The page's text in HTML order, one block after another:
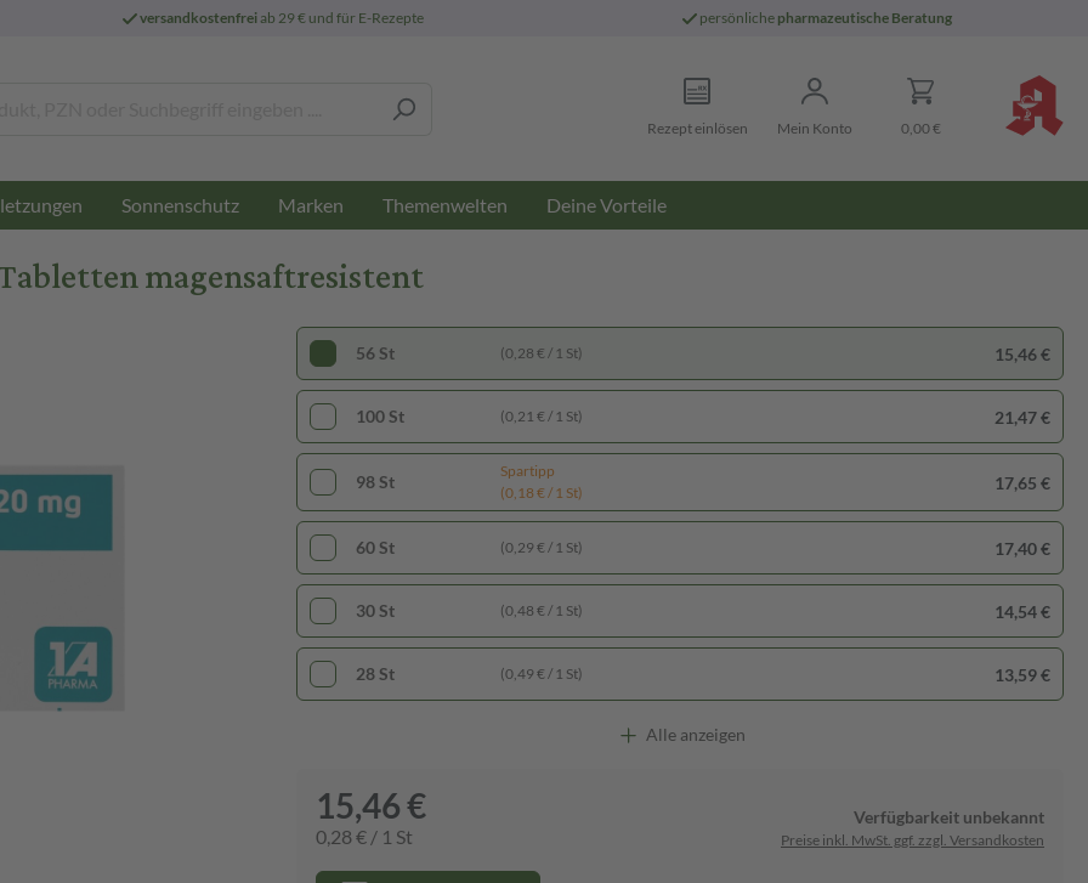
versandkostenfreiab 29 € und für E-Rezepte persönliche pharmazeutische Beratung
Rezept einlösen Mein Konto 0,00 €
Sonnenschutz Marken Themenwelten Deine Vorteile
magensaftresistent
100 St (0,21 € / 1 St) 21,47 €
98 St
Spartipp
(0,18 € / 1 St)
17,65 €
60 St (0,29 € / 1 St) 17,40 €
56 St (0,28 € / 1 St) 15,46 €
30 St (0,48 € / 1 St) 14,54 €
28 St (0,49 € / 1 St) 13,59 €
Alle anzeigen
15,46 €
0,28 € / 1 St
Verfügbarkeit unbekannt
Preise inkl. MwSt. ggf. zzgl. Versandkosten